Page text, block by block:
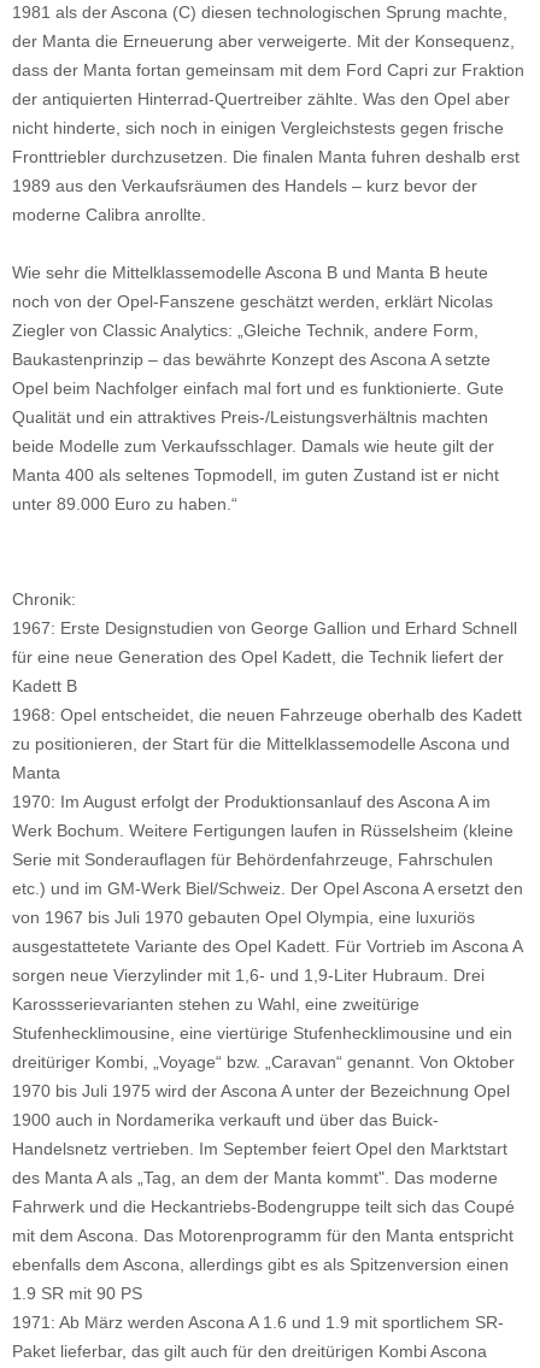
1981 als der Ascona (C) diesen technologischen Sprung machte,
der Manta die Erneuerung aber verweigerte. Mit der Konsequenz,
dass der Manta fortan gemeinsam mit dem Ford Capri zur Fraktion
der antiquierten Hinterrad-Quertreiber zählte. Was den Opel aber
nicht hinderte, sich noch in einigen Vergleichstests gegen frische
Fronttriebler durchzusetzen. Die finalen Manta fuhren deshalb erst
1989 aus den Verkaufsräumen des Handels – kurz bevor der
moderne Calibra anrollte.
Wie sehr die Mittelklassemodelle Ascona B und Manta B heute
noch von der Opel-Fanszene geschätzt werden, erklärt Nicolas
Ziegler von Classic Analytics: „Gleiche Technik, andere Form,
Baukastenprinzip – das bewährte Konzept des Ascona A setzte
Opel beim Nachfolger einfach mal fort und es funktionierte. Gute
Qualität und ein attraktives Preis-/Leistungsverhältnis machten
beide Modelle zum Verkaufsschlager. Damals wie heute gilt der
Manta 400 als seltenes Topmodell, im guten Zustand ist er nicht
unter 89.000 Euro zu haben.“
Chronik:
1967: Erste Designstudien von George Gallion und Erhard Schnell
für eine neue Generation des Opel Kadett, die Technik liefert der
Kadett B
1968: Opel entscheidet, die neuen Fahrzeuge oberhalb des Kadett
zu positionieren, der Start für die Mittelklassemodelle Ascona und
Manta
1970: Im August erfolgt der Produktionsanlauf des Ascona A im
Werk Bochum. Weitere Fertigungen laufen in Rüsselsheim (kleine
Serie mit Sonderauflagen für Behördenfahrzeuge, Fahrschulen
etc.) und im GM-Werk Biel/Schweiz. Der Opel Ascona A ersetzt den
von 1967 bis Juli 1970 gebauten Opel Olympia, eine luxuriös
ausgestattetete Variante des Opel Kadett. Für Vortrieb im Ascona A
sorgen neue Vierzylinder mit 1,6- und 1,9-Liter Hubraum. Drei
Karossserievarianten stehen zu Wahl, eine zweitürige
Stufenhecklimousine, eine viertürige Stufenhecklimousine und ein
dreitüriger Kombi, „Voyage“ bzw. „Caravan“ genannt. Von Oktober
1970 bis Juli 1975 wird der Ascona A unter der Bezeichnung Opel
1900 auch in Nordamerika verkauft und über das Buick-
Handelsnetz vertrieben. Im September feiert Opel den Marktstart
des Manta A als „Tag, an dem der Manta kommt". Das moderne
Fahrwerk und die Heckantriebs-Bodengruppe teilt sich das Coupé
mit dem Ascona. Das Motorenprogramm für den Manta entspricht
ebenfalls dem Ascona, allerdings gibt es als Spitzenversion einen
1.9 SR mit 90 PS
1971: Ab März werden Ascona A 1.6 und 1.9 mit sportlichem SR-
Paket lieferbar, das gilt auch für den dreitürigen Kombi Ascona